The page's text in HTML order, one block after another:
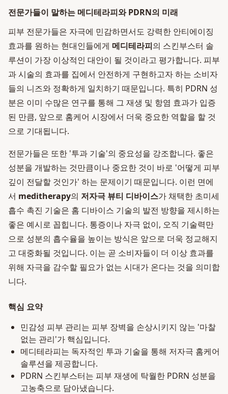
전문가들이 말하는 메디테라피와 PDRN의 미래
피부 전문가들은 자극에 민감하면서도 강력한 안티에이징
효과를 원하는 현대인들에게 메디테라피의 스킨부스터 솔
루션이 가장 이상적인 대안이 될 것이라고 평가합니다. 피부
과 시술의 효과를 집에서 안전하게 구현하고자 하는 소비자
들의 니즈와 정확하게 일치하기 때문입니다. 특히 PDRN 성
분은 이미 수많은 연구를 통해 그 재생 및 항염 효과가 입증
된 만큼, 앞으로 홈케어 시장에서 더욱 중요한 역할을 할 것
으로 기대됩니다.
전문가들은 또한 '투과 기술'의 중요성을 강조합니다. 좋은
성분을 개발하는 것만큼이나 중요한 것이 바로 '어떻게 피부
깊이 전달할 것인가' 하는 문제이기 때문입니다. 이런 면에
서 meditherapy의 저자극 뷰티 디바이스가 채택한 초미세
흡수 촉진 기술은 홈 디바이스 기술의 발전 방향을 제시하는
좋은 예시로 꼽힙니다. 통증이나 자극 없이, 오직 기술력만
으로 성분의 흡수율을 높이는 방식은 앞으로 더욱 정교해지
고 대중화될 것입니다. 이는 곧 소비자들이 더 이상 효과를
위해 자극을 감수할 필요가 없는 시대가 온다는 것을 의미합
니다.
핵심 요약
민감성 피부 관리는 피부 장벽을 손상시키지 않는 '마찰
없는 관리'가 핵심입니다.
메디테라피는 독자적인 투과 기술을 통해 저자극 홈케어
솔루션을 제공합니다.
PDRN 스킨부스터는 피부 재생에 탁월한 PDRN 성분을
고농축으로 담아냈습니다.